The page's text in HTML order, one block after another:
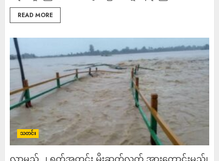
READ MORE
သတင်း
လာမည့် ၂ ရက်အတွင်း မိုးဆက်လက် အားကောင်းမည်၊